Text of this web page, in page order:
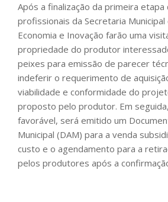
Após a finalização da primeira
profissionais da Secretaria
Economia e Inovação farão uma
propriedade do produtor
peixes para emissão de parecer
indeferir o requerimento de
viabilidade e conformidade do
proposto pelo produtor. Em
favorável, será emitido um
Municipal (DAM) para a venda
custo e o agendamento para a
pelos produtores após a